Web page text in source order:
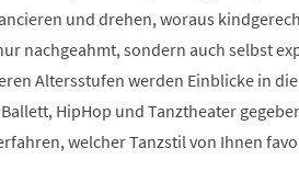
und drehen, woraus
nachgeahmt, sondern auch selbst
Altersstufen werden Einblicke in
HipHop und Tanztheater
welcher Tanzstil von Ihnen